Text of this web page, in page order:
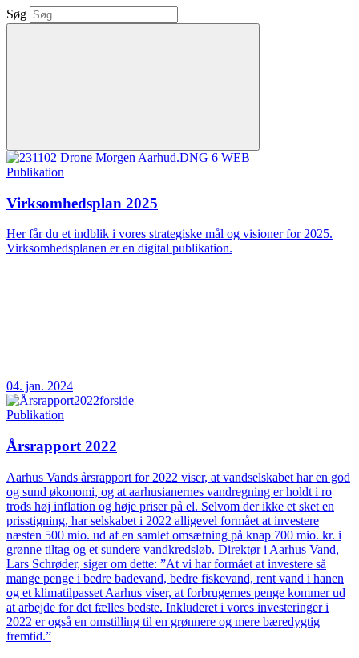
Søg
Publikation
Virksomhedsplan 2025
Her får du et indblik i vores strategiske mål og visioner for 2025.
Virksomhedsplanen er en digital publikation.
04. jan. 2024
Publikation
Årsrapport 2022
Aarhus Vands årsrapport for 2022 viser, at vandselskabet har en god
og sund økonomi, og at aarhusianernes vandregning er holdt i ro
trods høj inflation og høje priser på el. Selvom der ikke et sket en
prisstigning, har selskabet i 2022 alligevel formået at investere
næsten 500 mio. ud af en samlet omsætning på knap 700 mio. kr. i
grønne tiltag og et sundere vandkredsløb. Direktør i Aarhus Vand,
Lars Schrøder, siger om dette: ”At vi har formået at investere så
mange penge i bedre badevand, bedre fiskevand, rent vand i hanen
og et klimatilpasset Aarhus viser, at forbrugernes penge kommer ud
at arbejde for det fælles bedste. Inkluderet i vores investeringer i
2022 er også en omstilling til en grønnere og mere bæredygtig
fremtid.”